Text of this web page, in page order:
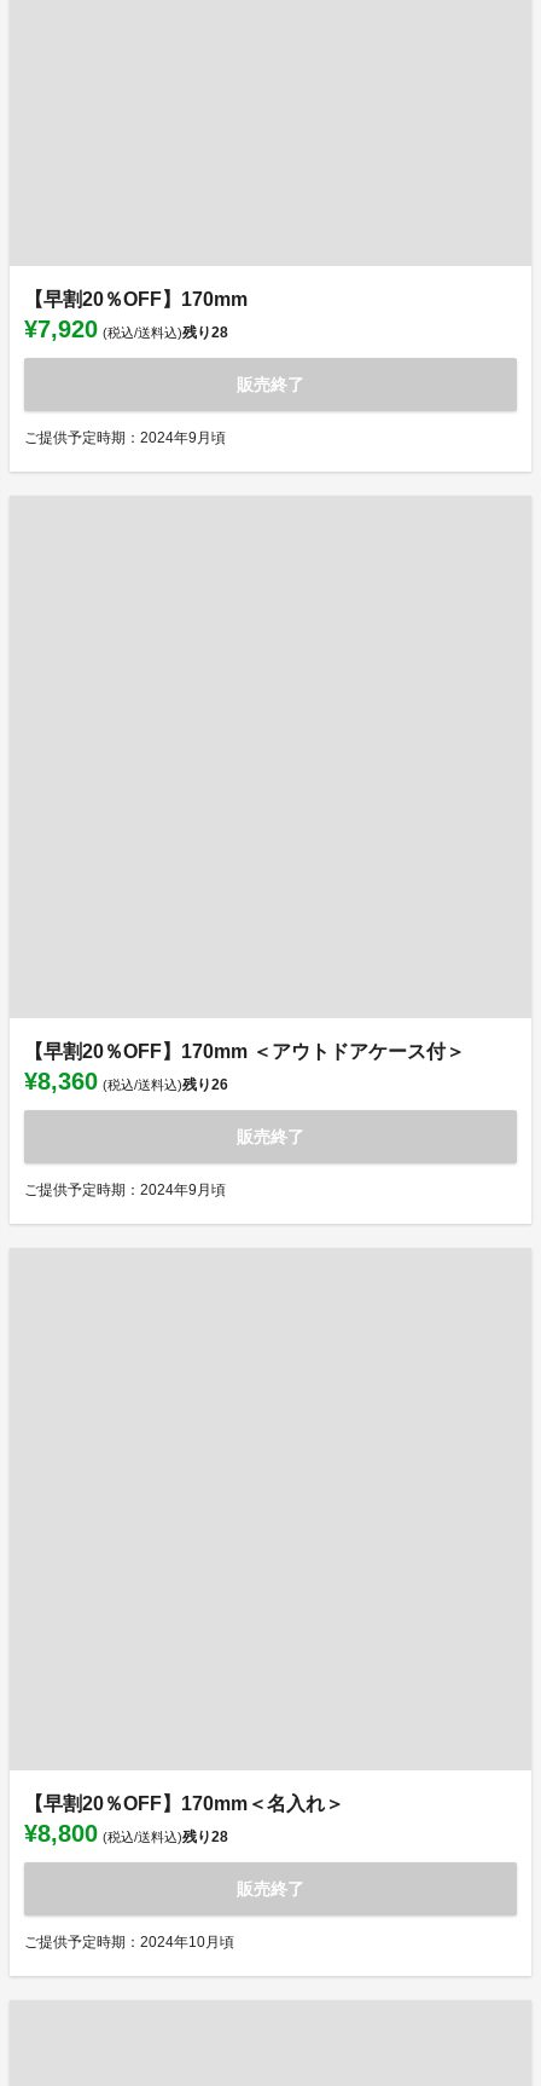
【早割20％OFF】170mm
¥7,920 (税込/送料込)残り28
販売終了
ご提供予定時期：2024年9月頃
【早割20％OFF】170mm ＜アウトドアケース付＞
¥8,360 (税込/送料込)残り26
販売終了
ご提供予定時期：2024年9月頃
【早割20％OFF】170mm＜名入れ＞
¥8,800 (税込/送料込)残り28
販売終了
ご提供予定時期：2024年10月頃